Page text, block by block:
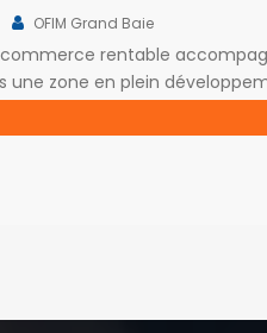
OFIM Grand Baie
rentable
zone en plein